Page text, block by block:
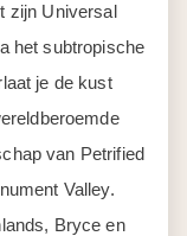
zijn Universal
het subtropische
je de kust
van Petrified
Valley.
Bryce en